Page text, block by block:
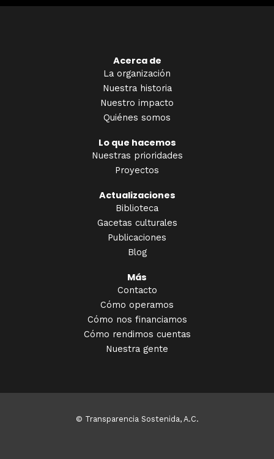
Acerca de
La organización
Nuestra historia
Nuestro impacto
Quiénes somos
Lo que hacemos
Nuestras prioridades
Proyectos
Actualizaciones
Biblioteca
Gacetas culturales
Publicaciones
Blog
Más
Contacto
Cómo operamos
Cómo nos financiamos
Cómo rendimos cuentas
Nuestra gente
© Transparencia Sostenida, A.C.